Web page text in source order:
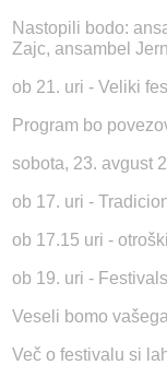
Nastopili bodo:
Zajc, ansambel
ob 21. uri - Veliki
Program bo
sobota, 23. avgust
ob 17. uri -
ob 17.15 uri -
ob 19. uri -
Veseli bomo
Več o festivalu si